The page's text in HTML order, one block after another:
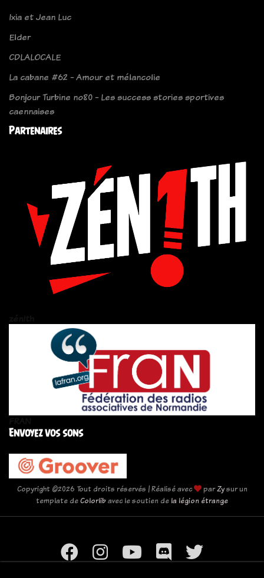
Ixia et Jean Luc
Elder
CDLALOCALE
La cabane #62 - Amour et mélancolie
Bonjour Turbine no80 - Les success stories sportives
caennaises
Partenaires
Envoyez vos sons
Copyright ©2026 Tout droits réservés | Réalisé avec parZysur un
template deColorlibavec le soutien de la légion étrange